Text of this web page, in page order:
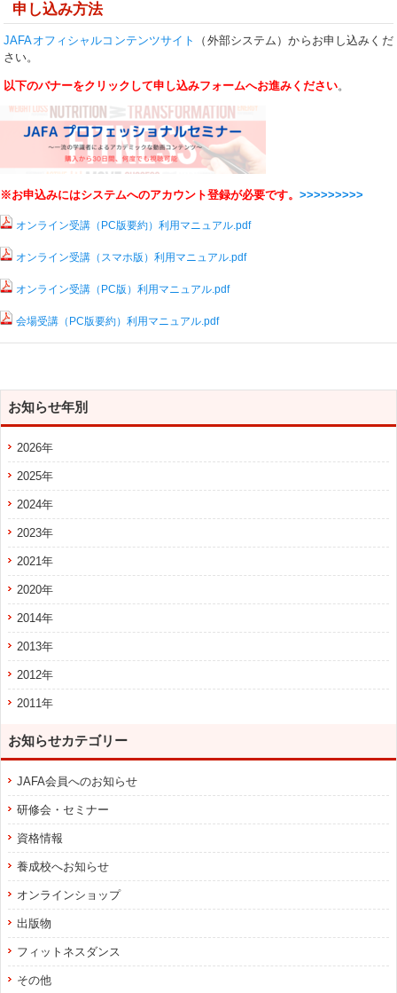
申し込み方法
JAFAオフィシャルコンテンツサイト
（外部システム）からお申し込みくだ
さい。
以下のバナーをクリックして申し込みフォームへお進みください。
※お申込みにはシステムへのアカウント登録が必要です。 >>>>>>>>>
オンライン受講（PC版要約）利用マニュアル.pdf
オンライン受講（スマホ版）利用マニュアル.pdf
オンライン受講（PC版）利用マニュアル.pdf
会場受講（PC版要約）利用マニュアル.pdf
お知らせ年別
2026年
2025年
2024年
2023年
2021年
2020年
2014年
2013年
2012年
2011年
お知らせカテゴリー
JAFA会員へのお知らせ
研修会・セミナー
資格情報
養成校へお知らせ
オンラインショップ
出版物
フィットネスダンス
その他